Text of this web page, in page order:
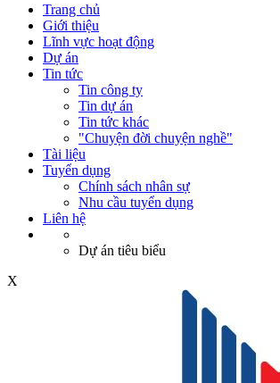
Trang chủ
Giới thiệu
Lĩnh vực hoạt động
Dự án
Tin tức
Tin công ty
Tin dự án
Tin tức khác
"Chuyện đời chuyện nghề"
Tài liệu
Tuyển dụng
Chính sách nhân sự
Nhu cầu tuyển dụng
Liên hệ
Dự án tiêu biểu
X